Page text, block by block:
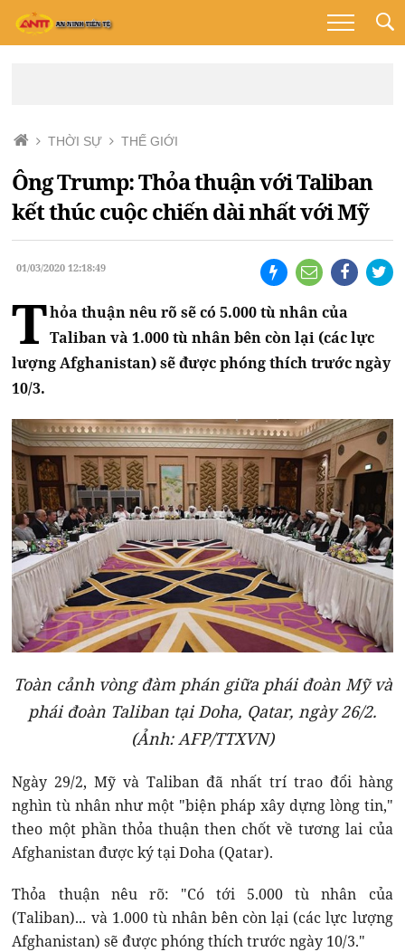
THỜI SỰ THẾ GIỚI
Ông Trump: Thỏa thuận với Taliban
kết thúc cuộc chiến dài nhất với Mỹ
01/03/2020 12:18:49
Thỏa thuận nêu rõ sẽ có 5.000 tù nhân của
Taliban và 1.000 tù nhân bên còn lại (các lực
lượng Afghanistan) sẽ được phóng thích trước ngày
10/3.
Toàn cảnh vòng đàm phán giữa phái đoàn Mỹ và
phái đoàn Taliban tại Doha, Qatar, ngày 26/2.
(Ảnh: AFP/TTXVN)
Ngày 29/2, Mỹ và Taliban đã nhất trí trao đổi hàng
nghìn tù nhân như một "biện pháp xây dựng lòng tin,"
theo một phần thỏa thuận then chốt về tương lai của
Afghanistan được ký tại Doha (Qatar).
Thỏa thuận nêu rõ: "Có tới 5.000 tù nhân của
(Taliban)... và 1.000 tù nhân bên còn lại (các lực lượng
Afghanistan) sẽ được phóng thích trước ngày 10/3."